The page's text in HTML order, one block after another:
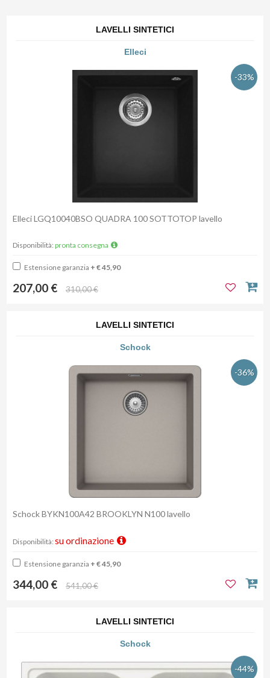
LAVELLI SINTETICI
Elleci
-33%
Elleci LGQ10040BSO QUADRA 100 SOTTOTOP lavello
Disponibilità: pronta consegna
Estensione garanzia + € 45,90
207,00 € 310,00 €
LAVELLI SINTETICI
Schock
-36%
Schock BYKN100A42 BROOKLYN N100 lavello
Disponibilità: su ordinazione
Estensione garanzia + € 45,90
344,00 € 541,00 €
LAVELLI SINTETICI
Schock
-44%